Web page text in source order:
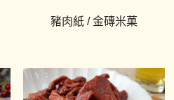
豬肉紙 / 金磚米菓